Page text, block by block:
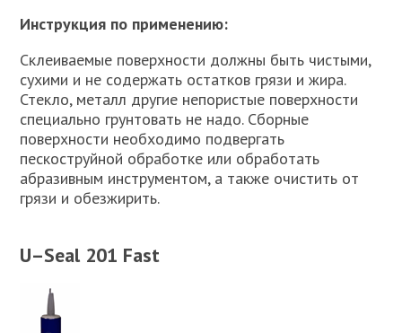
Инструкция по применению:
Склеиваемые поверхности должны быть чистыми,
сухими и не содержать остатков грязи и жира.
Стекло, металл другие непористые поверхности
специально грунтовать не надо. Сборные
поверхности необходимо подвергать
пескоструйной обработке или обработать
абразивным инструментом, а также очистить от
грязи и обезжирить.
U–Seal 201 Fast